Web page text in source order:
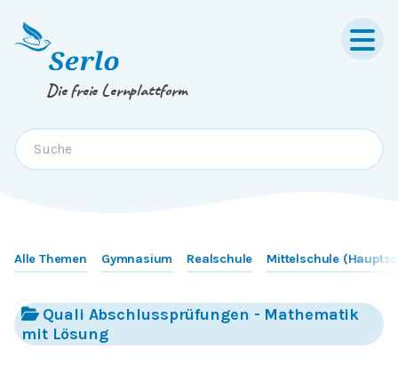
Springe zum
Die freie Lernplattform
Alle Themen Gymnasium Realschule Mittelschule
Quali Abschlussprüfungen - Mathematik
mit Lösung